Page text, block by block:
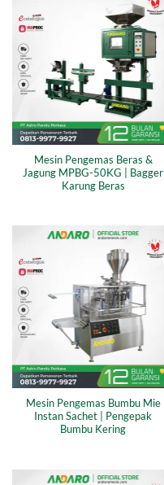
Mesin Pengemas Beras &
Jagung MPBG-50KG | Bagger
Karung Beras
Mesin Pengemas Bumbu Mie
Instan Sachet | Pengepak
Bumbu Kering